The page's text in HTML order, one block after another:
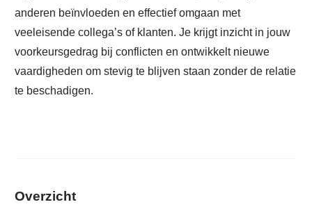
anderen beïnvloeden en effectief omgaan met
veeleisende collega’s of klanten. Je krijgt inzicht in jouw
voorkeursgedrag bij conflicten en ontwikkelt nieuwe
vaardigheden om stevig te blijven staan zonder de relatie
te beschadigen.
Overzicht